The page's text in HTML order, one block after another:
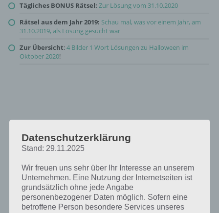
Tägliches BONUS Rätsel: Zur Lösung vom 31.10.2020
Rätsel aus dem Jahr 2019: Schau mal, was vor einem Jahr, am
31.10.2019, als Lösung gesucht war
Zur Übersicht:4 Bilder 1 Wort Lösungen zu Halloween im
Oktober 2020!
Datenschutzerklärung
Stand: 29.11.2025
Wir freuen uns sehr über Ihr Interesse an unserem
Unternehmen. Eine Nutzung der Internetseiten ist
grundsätzlich ohne jede Angabe
personenbezogener Daten möglich. Sofern eine
betroffene Person besondere Services unseres